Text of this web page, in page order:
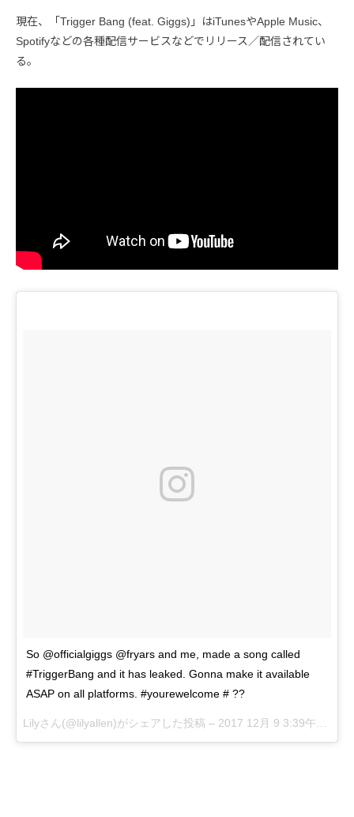
現在、「Trigger Bang (feat. Giggs)」はiTunesやApple Music、
Spotifyなどの各種配信サービスなどでリリース／配信されてい
る。
So @officialgiggs @fryars and me, made a song called
#TriggerBang and it has leaked. Gonna make it available
ASAP on all platforms. #yourewelcome # ??
Lilyさん(@lilyallen)がシェアした投稿 – 2017 12月 9 3:39午後 PST